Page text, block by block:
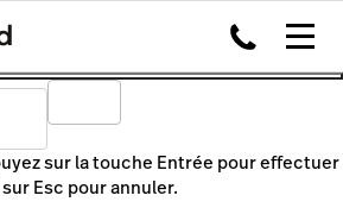
sur la touche Entrée pour effectuer
Esc pour annuler.